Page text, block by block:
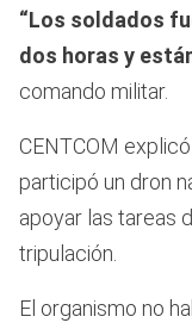
“Los soldados
dos horas y
comando militar.
CENTCOM
participó un dron
apoyar las tareas
tripulación.
El organismo no